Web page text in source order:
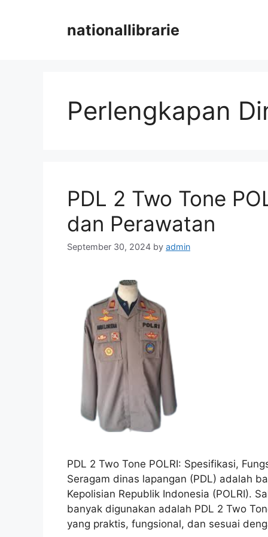
nationallibrarie
Perlengkapan
PDL 2 Two Tone
dan Perawatan
September 30, 2024 by admin
PDL 2 Two Tone POLRI: Spesifikasi,
Seragam dinas lapangan (PDL) adalah
Kepolisian Republik Indonesia (POLRI).
banyak digunakan adalah PDL 2 Two
yang praktis, fungsional, dan sesuai